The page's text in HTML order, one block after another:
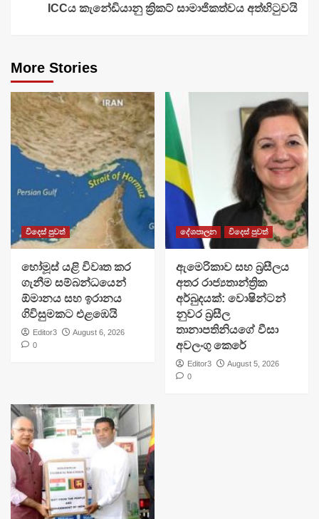
ICCය කැනේඩියානු ක්‍රිකට් සාමාජිකත්වය අත්හිටුවයි
More Stories
විදෙස් පුවත්
හෝමූස් යළි විවෘත කර
ගැනීම සම්බන්ධයෙන්
ඕමානය සහ ඉරානය
ගිවිසුමකට එළඹෙයි
Editor3
August 6, 2026
0
දේශපාලන විදෙස් පුවත්
ඇමෙරිකාව සහ බ්‍රසීලය
අතර රාජ්‍යතාන්ත්‍රික
අර්බුදයක්: වොෂින්ටන්
නුවර බ්‍රසීල
තානාපතිනියගේ වීසා
අවලංගු කෙරේ
Editor3
August 5, 2026
0